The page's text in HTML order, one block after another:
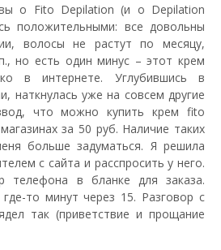
о Fito Depilation (и о Depilation
положительными: все довольны
волосы не растут по месяцу,
но есть один минус – этот крем
в интернете. Углубившись в
наткнулась уже на совсем другие
что можно купить крем fito
за 50 руб. Наличие таких
больше задуматься. Я решила
с сайта и расспросить у него.
телефона в бланке для заказа.
то минут через 15. Разговор с
так (приветствие и прощание